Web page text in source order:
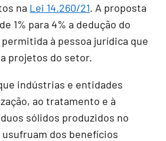
na Lei 14.260/21. A proposta
1% para 4% a dedução do
à pessoa jurídica que
projetos do setor.
indústrias e entidades
ao tratamento e à
sólidos produzidos no
dos benefícios